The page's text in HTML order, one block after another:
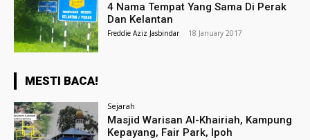
4 Nama Tempat Yang Sama Di Perak
Dan Kelantan
Freddie Aziz Jasbindar - 18 January 2017
MESTI BACA!
Sejarah
Masjid Warisan Al-Khairiah, Kampung
Kepayang, Fair Park, Ipoh